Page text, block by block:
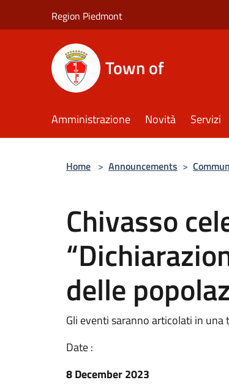
Region Piedmont
Town of
Amministrazione Novità Servizi
Home > Announcements >
Chivasso
delle
Gli eventi saranno articolati in
Date :
8 December 2023